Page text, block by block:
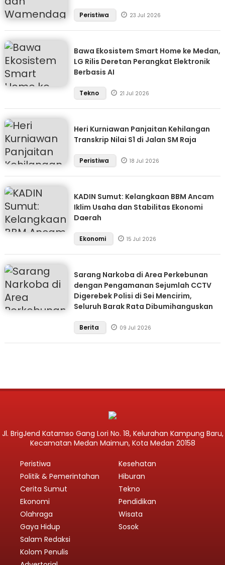
Peristiwa 23 Jul 2026
Bawa Ekosistem Smart Home ke Medan,
LG Rilis Deretan Perangkat Elektronik
Berbasis AI
Tekno 21 Jul 2026
Heri Kurniawan Panjaitan Kehilangan
Transkrip Nilai S1 di Jalan SM Raja
Peristiwa 18 Jul 2026
KADIN Sumut: Kelangkaan BBM Ancam
Iklim Usaha dan Stabilitas Ekonomi
Daerah
Ekonomi 15 Jul 2026
Sarang Narkoba di Area Perkebunan
dengan Pengamanan Sejumlah CCTV
Digerebek Polisi di Sei Mencirim,
Seluruh Barak Rata Dibumihanguskan
Berita 09 Jul 2026
Jl. BrigJend Katamso Gang Lori No. 18, Kelurahan Kampung Baru,
Kecamatan Medan Maimun, Kota Medan 20158
Peristiwa
Politik & Pemerintahan
Cerita Sumut
Ekonomi
Olahraga
Gaya Hidup
Kesehatan
Hiburan
Tekno
Pendidikan
Wisata
Sosok
Salam Redaksi
Kolom Penulis